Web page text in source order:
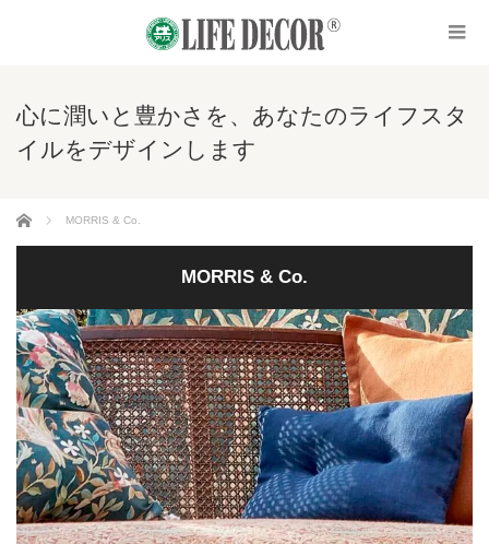
心に潤いと豊かさを、あなたのライフスタ
イルをデザインします
ホーム MORRIS & Co.
MORRIS & Co.